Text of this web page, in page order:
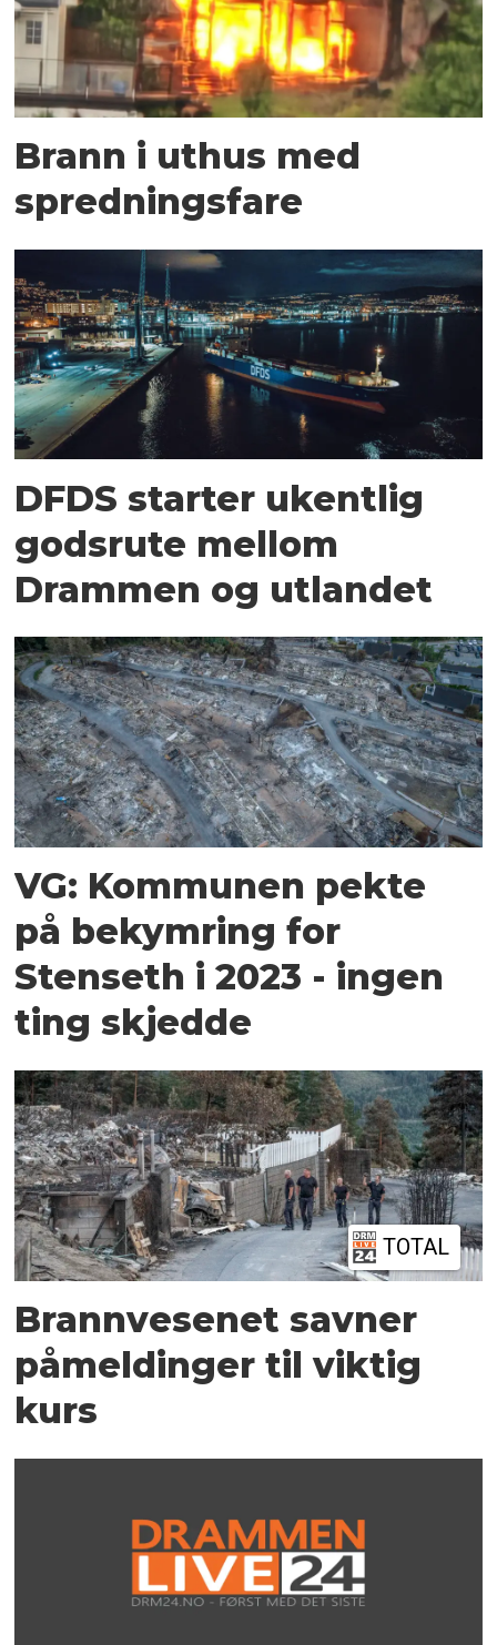
Brann i uthus med
spredningsfare
DFDS starter ukentlig
godsrute mellom
Drammen og utlandet
VG: Kommunen pekte
på bekymring for
Stenseth i 2023 - ingen
ting skjedde
TOTAL
Brannvesenet savner
påmeldinger til viktig
kurs